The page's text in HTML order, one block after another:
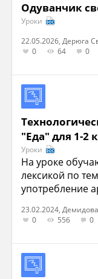
Одуванчик
Уроки
22.05.2026, Дерюга
0
64 0
"Еда" для 1-2
Уроки
На уроке
лексикой по
употребление
23.02.2024,
0
556 0